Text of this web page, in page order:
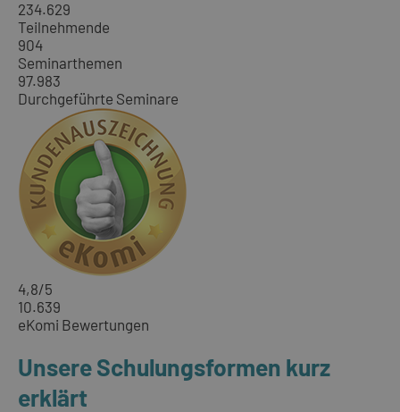
234.629
Teilnehmende
904
Seminarthemen
97.983
Durchgeführte Seminare
4,8/5
10.639
eKomi Bewertungen
Unsere Schulungsformen kurz
erklärt